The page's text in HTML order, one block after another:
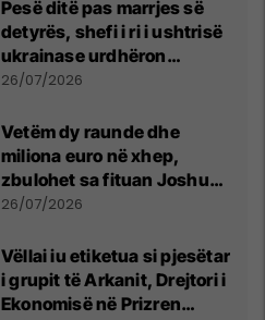
Pesë ditë pas marrjes së
detyrës, shefi i ri i ushtrisë
ukrainase urdhëron
kontroll të madh
26/07/2026
Vetëm dy raunde dhe
miliona euro në xhep,
zbulohet sa fituan Joshua
e Prenga
26/07/2026
Vëllai iu etiketua si pjesëtar
i grupit të Arkanit, Drejtori i
Ekonomisë në Prizren